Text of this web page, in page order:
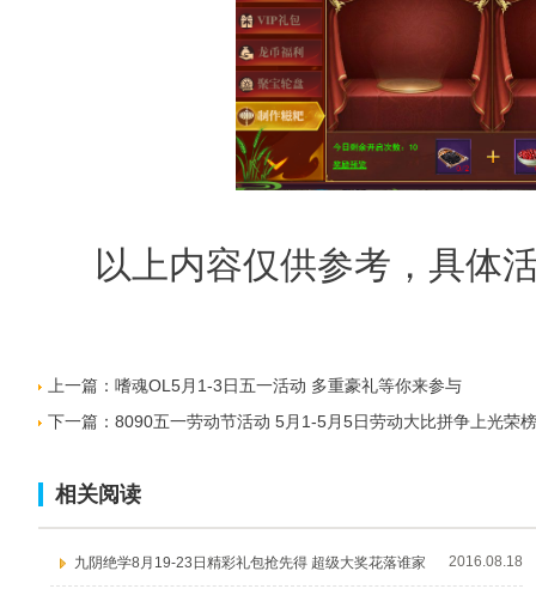
以上内容仅供参考，具体活
上一篇： 嗜魂OL5月1-3日五一活动 多重豪礼等你来参与
下一篇： 8090五一劳动节活动 5月1-5月5日劳动大比拼争上光荣榜
相关阅读
九阴绝学8月19-23日精彩礼包抢先得 超级大奖花落谁家 2016.08.18